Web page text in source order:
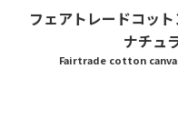
フェアトレードコッ
ナチュ
Fairtrade cotton